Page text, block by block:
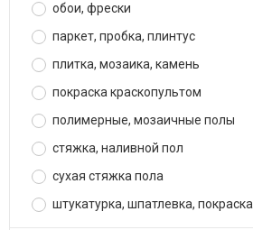
обои, фрески
паркет, пробка, плинтус
плитка, мозаика, камень
покраска краскопультом
полимерные, мозаичные полы
стяжка, наливной пол
сухая стяжка пола
штукатурка, шпатлевка, покраска